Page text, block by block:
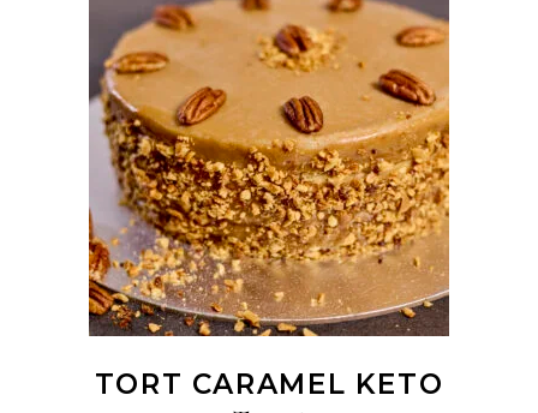
CITEȘTE MAI MULT
TORT CARAMEL KETO